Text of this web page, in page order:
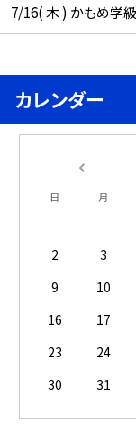
7/16( 木 ) かもめ学
カレンダー
日 月
2
3
9
10
16
17
23
24
30
31